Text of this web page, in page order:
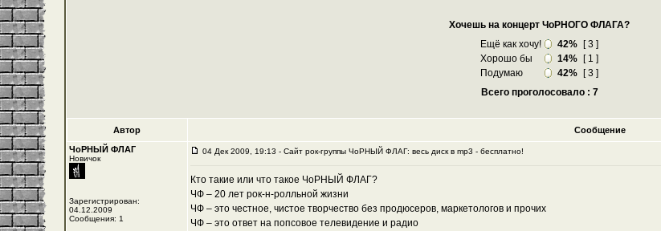
Хочешь на концерт ЧоРНОГО ФЛАГА?
Ещё как хочу!
42%
[ 3 ]
Хорошо бы
14%
[ 1 ]
Подумаю
42%
[ 3 ]
Всего проголосовало : 7
Автор
Сообщение
ЧоРНЫЙ ФЛАГ
Новичок
Зарегистрирован:
04.12.2009
Сообщения: 1
04 Дек 2009, 19:13 - Cайт рок-группы ЧоРНЫЙ ФЛАГ: весь диск в mp3 - бесплатно!
Кто такие или что такое ЧоРНЫЙ ФЛАГ?
ЧФ – 20 лет рок-н-ролльной жизни
ЧФ – это честное, чистое творчество без продюсеров, маркетологов и прочих
ЧФ – это ответ на попсовое телевидение и радио